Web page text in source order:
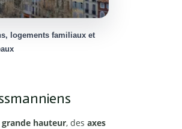
logements familiaux et
hauteur, des axes